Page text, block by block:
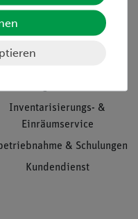
Inventarisierungs- &
Einräumservice
& Schulungen
Kundendienst